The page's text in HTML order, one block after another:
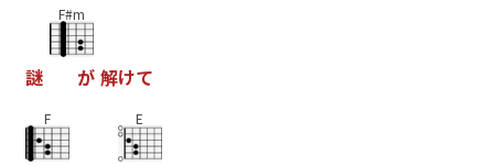
謎
F#m
が 解けて
F E